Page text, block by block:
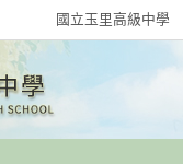
國立玉里高級中學